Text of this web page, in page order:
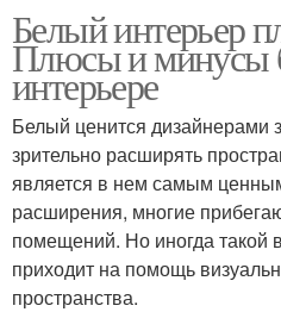
Белый интерьер
Плюсы и минусы
интерьере
Белый ценится дизайнерами
зрительно расширять
является в нем самым
расширения, многие
помещений. Но иногда такой
приходит на помощь
пространства.